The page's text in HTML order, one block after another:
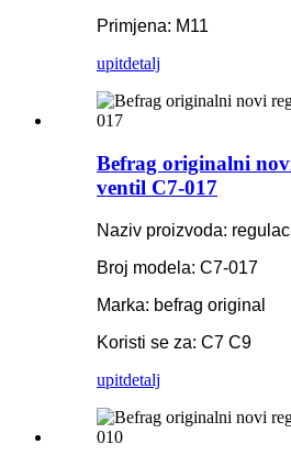
Primjena: M11
upitdetalj
Befrag originalni
ventil C7-017
Naziv proizvoda:
Broj modela: C7-017
Marka: befrag original
Koristi se za: C7 C9
upitdetalj